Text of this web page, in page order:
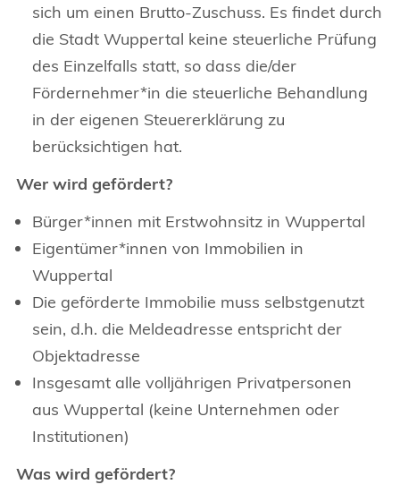
sich um einen Brutto-Zuschuss. Es findet durch
die Stadt Wuppertal keine steuerliche Prüfung
des Einzelfalls statt, so dass die/der
Fördernehmer*in die steuerliche Behandlung
in der eigenen Steuererklärung zu
berücksichtigen hat.
Wer wird gefördert?
Bürger*innen mit Erstwohnsitz in Wuppertal
Eigentümer*innen von Immobilien in
Wuppertal
Die geförderte Immobilie muss selbstgenutzt
sein, d.h. die Meldeadresse entspricht der
Objektadresse
Insgesamt alle volljährigen Privatpersonen
aus Wuppertal (keine Unternehmen oder
Institutionen)
Was wird gefördert?